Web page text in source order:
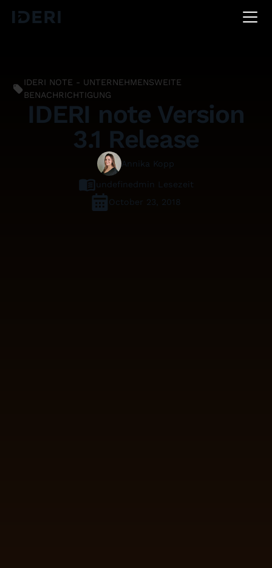
DEEN
IDERI NOTE - UNTERNEHMENSWEITE
BENACHRICHTIGUNG
IDERI note Version
3.1 Release
Annika Kopp
undefined min Lesezeit
October 23, 2018